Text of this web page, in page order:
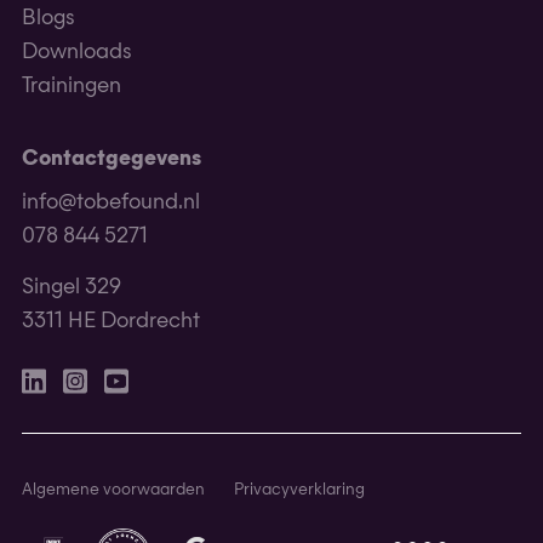
Blogs
Downloads
Trainingen
Contactgegevens
info@tobefound.nl
078 844 5271
Singel 329
3311 HE Dordrecht
LinkedinInstagram
Youtube
Algemene voorwaarden Privacyverklaring